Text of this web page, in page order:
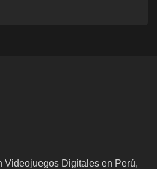
Videojuegos Digitales en Perú,